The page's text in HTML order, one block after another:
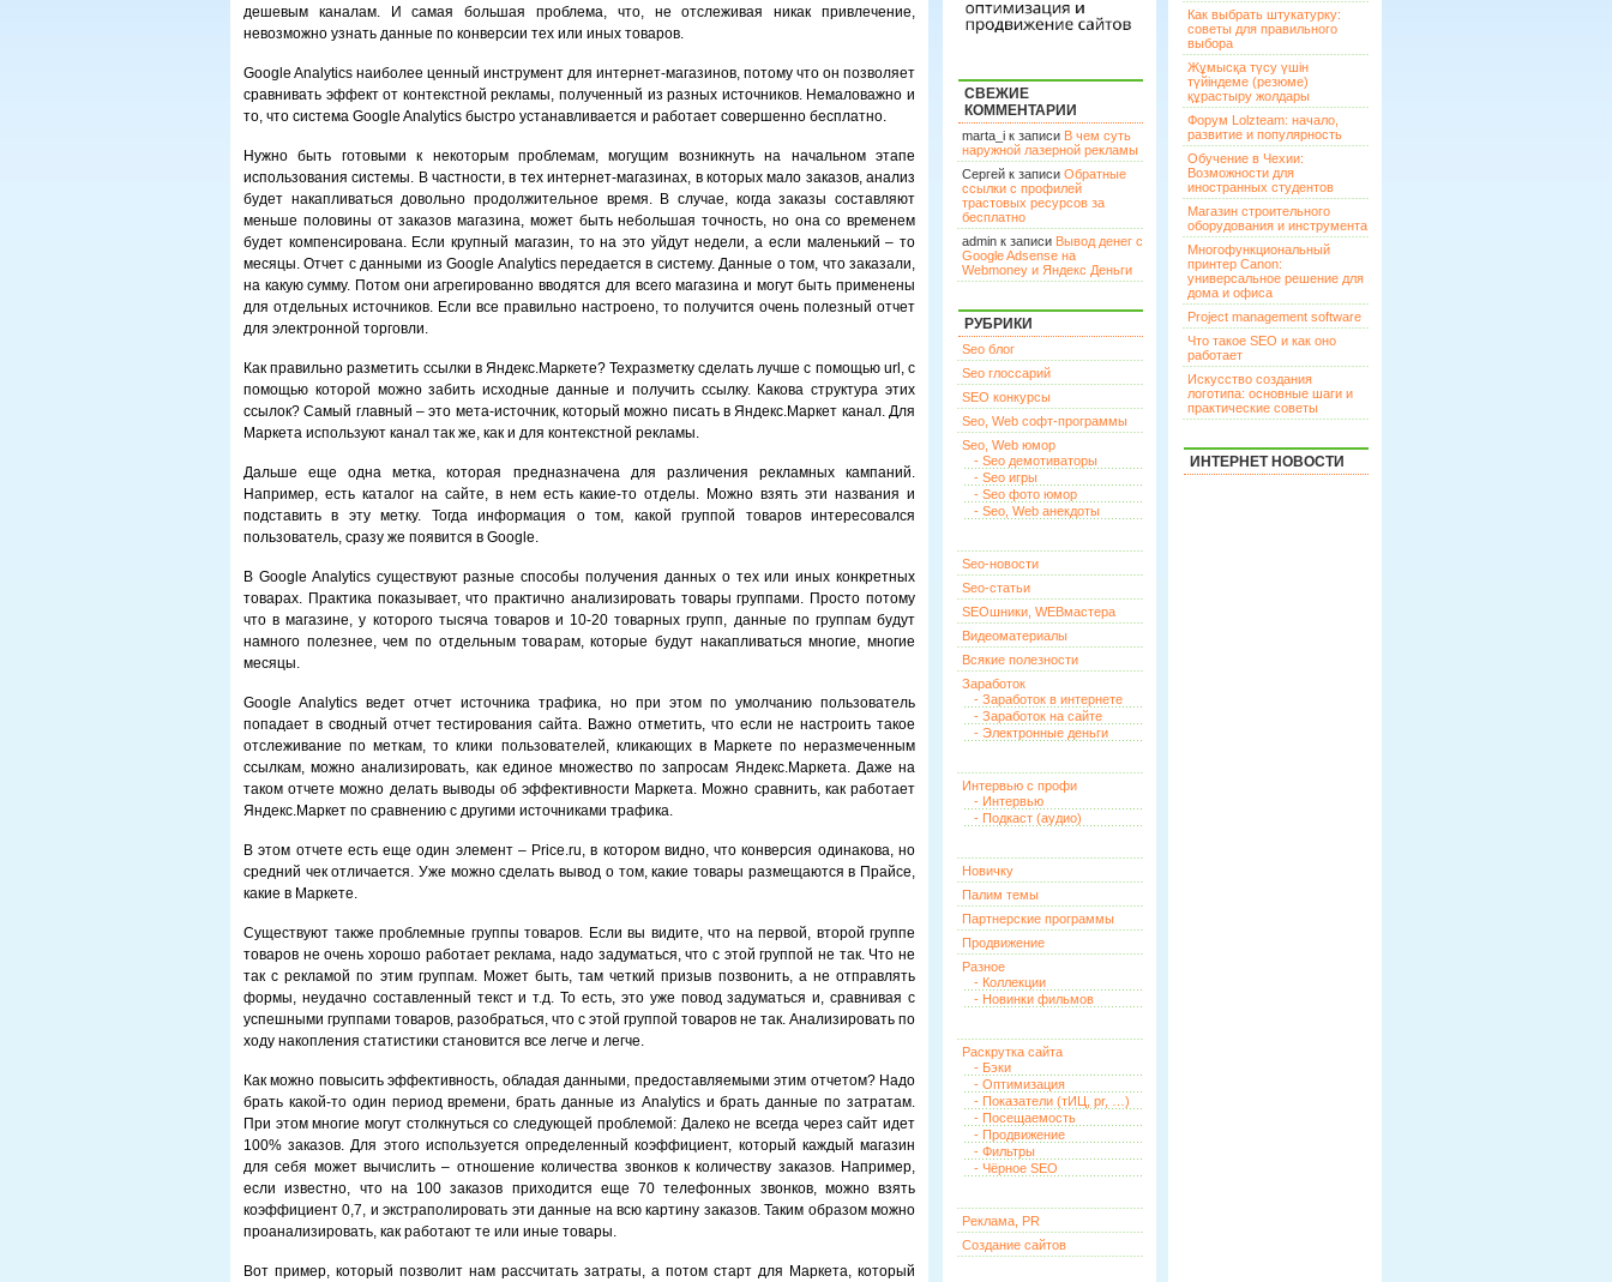
дешевым каналам. И самая большая проблема, что, не отслеживая никак привлечение,
невозможно узнать данные по конверсии тех или иных товаров.
Google Analytics наиболее ценный инструмент для интернет-магазинов, потому что он позволяет
сравнивать эффект от контекстной рекламы, полученный из разных источников. Немаловажно и
то, что система Google Analytics быстро устанавливается и работает совершенно бесплатно.
Нужно быть готовыми к некоторым проблемам, могущим возникнуть на начальном этапе
использования системы. В частности, в тех интернет-магазинах, в которых мало заказов, анализ
будет накапливаться довольно продолжительное время. В случае, когда заказы составляют
меньше половины от заказов магазина, может быть небольшая точность, но она со временем
будет компенсирована. Если крупный магазин, то на это уйдут недели, а если маленький – то
месяцы. Отчет с данными из Google Analytics передается в систему. Данные о том, что заказали,
на какую сумму. Потом они агрегированно вводятся для всего магазина и могут быть применены
для отдельных источников. Если все правильно настроено, то получится очень полезный отчет
для электронной торговли.
Как правильно разметить ссылки в Яндекс.Маркете? Техразметку сделать лучше с помощью url, с
помощью которой можно забить исходные данные и получить ссылку. Какова структура этих
ссылок? Самый главный – это мета-источник, который можно писать в Яндекс.Маркет канал. Для
Маркета используют канал так же, как и для контекстной рекламы.
Дальше еще одна метка, которая предназначена для различения рекламных кампаний.
Например, есть каталог на сайте, в нем есть какие-то отделы. Можно взять эти названия и
подставить в эту метку. Тогда информация о том, какой группой товаров интересовался
пользователь, сразу же появится в Google.
В Google Analytics существуют разные способы получения данных о тех или иных конкретных
товарах. Практика показывает, что практично анализировать товары группами. Просто потому
что в магазине, у которого тысяча товаров и 10-20 товарных групп, данные по группам будут
намного полезнее, чем по отдельным товарам, которые будут накапливаться многие, многие
месяцы.
Google Analytics ведет отчет источника трафика, но при этом по умолчанию пользователь
попадает в сводный отчет тестирования сайта. Важно отметить, что если не настроить такое
отслеживание по меткам, то клики пользователей, кликающих в Маркете по неразмеченным
ссылкам, можно анализировать, как единое множество по запросам Яндекс.Маркета. Даже на
таком отчете можно делать выводы об эффективности Маркета. Можно сравнить, как работает
Яндекс.Маркет по сравнению с другими источниками трафика.
В этом отчете есть еще один элемент – Price.ru, в котором видно, что конверсия одинакова, но
средний чек отличается. Уже можно сделать вывод о том, какие товары размещаются в Прайсе,
какие в Маркете.
Существуют также проблемные группы товаров. Если вы видите, что на первой, второй группе
товаров не очень хорошо работает реклама, надо задуматься, что с этой группой не так. Что не
так с рекламой по этим группам. Может быть, там четкий призыв позвонить, а не отправлять
формы, неудачно составленный текст и т.д. То есть, это уже повод задуматься и, сравнивая с
успешными группами товаров, разобраться, что с этой группой товаров не так. Анализировать по
ходу накопления статистики становится все легче и легче.
Как можно повысить эффективность, обладая данными, предоставляемыми этим отчетом? Надо
брать какой-то один период времени, брать данные из Analytics и брать данные по затратам.
При этом многие могут столкнуться со следующей проблемой: Далеко не всегда через сайт идет
100% заказов. Для этого используется определенный коэффициент, который каждый магазин
для себя может вычислить – отношение количества звонков к количеству заказов. Например,
если известно, что на 100 заказов приходится еще 70 телефонных звонков, можно взять
коэффициент 0,7, и экстраполировать эти данные на всю картину заказов. Таким образом можно
проанализировать, как работают те или иные товары.
Вот пример, который позволит нам рассчитать затраты, а потом старт для Маркета, который
СВЕЖИЕ
КОММЕНТАРИИ
marta_i к записи В чем суть
наружной лазерной рекламы
Сергей к записи Обратные
ссылки с профилей
трастовых ресурсов за
бесплатно
admin к записи Вывод денег с
Google Adsense на
Webmoney и Яндекс Деньги
РУБРИКИ
Seo блог
Seo глоссарий
SEO конкурсы
Seo, Web софт-программы
Seo, Web юмор
- Seo демотиваторы
- Seo игры
- Seo фото юмор
- Seo, Web анекдоты
Seo-новости
Seo-статьи
SEOшники, WEBмастера
Видеоматериалы
Всякие полезности
Заработок
- Заработок в интернете
- Заработок на сайте
- Электронные деньги
Интервью с профи
- Интервью
- Подкаст (аудио)
Новичку
Палим темы
Партнерские программы
Продвижение
Разное
- Коллекции
- Новинки фильмов
Раскрутка сайта
- Бэки
- Оптимизация
- Показатели (тИЦ, pr, …)
- Посещаемость
- Продвижение
- Фильтры
- Чёрное SEO
Реклама, PR
Создание сайтов
Как выбрать штукатурку:
советы для правильного
выбора
Жұмысқа түсу үшін
түйіндеме (резюме)
құрастыру жолдары
Форум Lolzteam: начало,
развитие и популярность
Обучение в Чехии:
Возможности для
иностранных студентов
Магазин строительного
оборудования и инструмента
Многофункциональный
принтер Canon:
универсальное решение для
дома и офиса
Project management software
Что такое SEO и как оно
работает
Искусство создания
логотипа: основные шаги и
практические советы
ИНТЕРНЕТ НОВОСТИ